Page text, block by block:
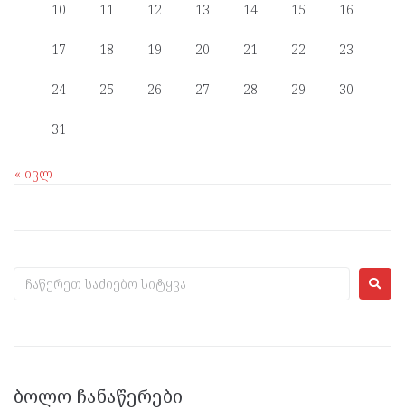
10 11 12 13 14 15 16
17 18 19 20 21 22 23
24 25 26 27 28 29 30
31
« ივლ
ᲑᲝᲚᲝ ᲩᲐᲜᲐᲬᲔᲠᲔᲑᲘ